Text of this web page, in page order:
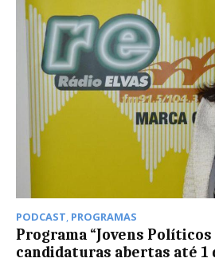
PODCAST, PROGRAMAS
Programa “Jovens
candidaturas abertas até 1